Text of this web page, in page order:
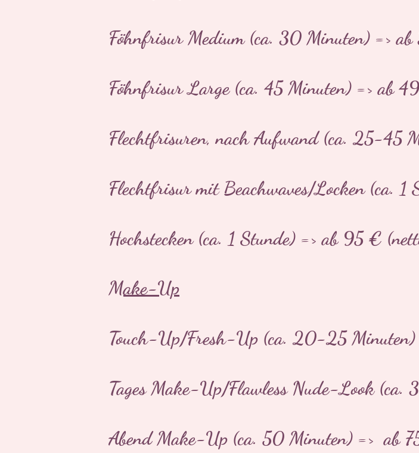
Föhnfrisur Medium (ca. 30 Minuten) =>
Föhnfrisur Large (ca. 45 Minuten) => ab
Flechtfrisuren, nach Aufwand (ca. 25-45
Flechtfrisur mit Beachwaves/Locken (ca. 1
Hochstecken (ca. 1 Stunde) => ab 95 €
Make-Up
Touch-Up/Fresh-Up (ca. 20-25
Tages Make-Up/Flawless Nude-Look
Abend Make-Up (ca. 50 Minuten) => ab